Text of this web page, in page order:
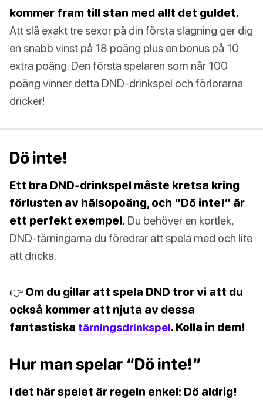
kommer fram till stan med allt det guldet.
Att slå exakt tre sexor på din första slagning ger dig
en snabb vinst på 18 poäng plus en bonus på 10
extra poäng. Den första spelaren som når 100
poäng vinner detta DND-drinkspel och förlorarna
dricker!
Dö inte!
Ett bra DND-drinkspel måste kretsa kring
förlusten av hälsopoäng, och “Dö inte!” är
ett perfekt exempel. Du behöver en kortlek,
DND-tärningarna du föredrar att spela med och lite
att dricka.
👉 Om du gillar att spela DND tror vi att du
också kommer att njuta av dessa
fantastiska tärningsdrinkspel. Kolla in dem!
Hur man spelar “Dö inte!”
I det här spelet är regeln enkel: Dö aldrig!